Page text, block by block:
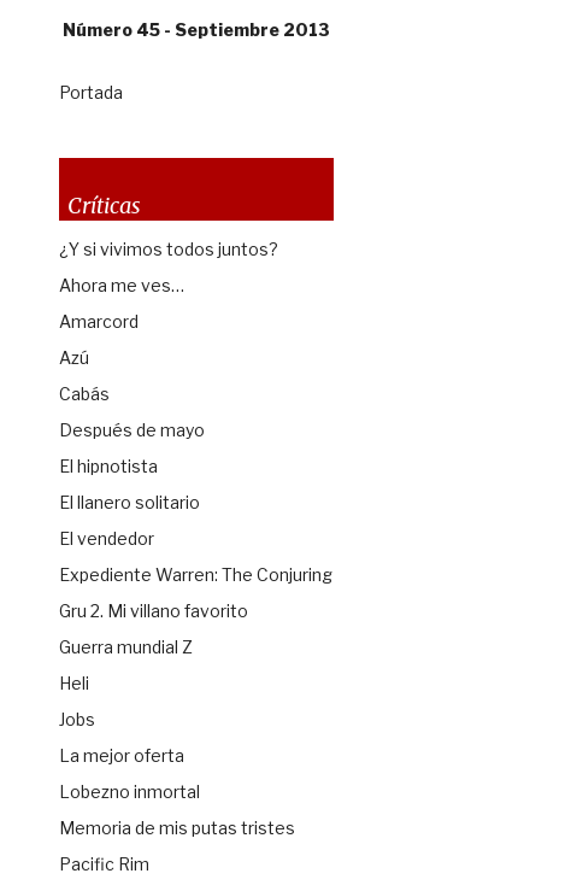
Número 45 - Septiembre 2013
Portada
Críticas
¿Y si vivimos todos juntos?
Ahora me ves…
Amarcord
Azú
Cabás
Después de mayo
El hipnotista
El llanero solitario
El vendedor
Expediente Warren: The Conjuring
Gru 2. Mi villano favorito
Guerra mundial Z
Heli
Jobs
La mejor oferta
Lobezno inmortal
Memoria de mis putas tristes
Pacific Rim